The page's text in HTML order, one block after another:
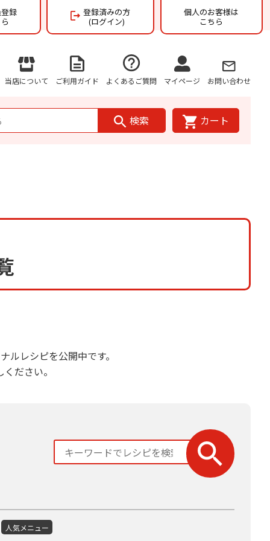
録
登録済みの方
(ログイン)
個人のお客様は
こちら
当店について ご利用ガイド よくあるご質問 マイページ お問い合わせ
検索 カート
ルレシピを公開中です。
ださい。
人気メニュー